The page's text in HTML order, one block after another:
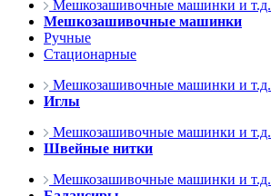
Мешкозашивочные машинки и т.д.
Мешкозашивочные машинки
Ручные
Стационарные
Мешкозашивочные машинки и т.д.
Иглы
Мешкозашивочные машинки и т.д.
Швейные нитки
Мешкозашивочные машинки и т.д.